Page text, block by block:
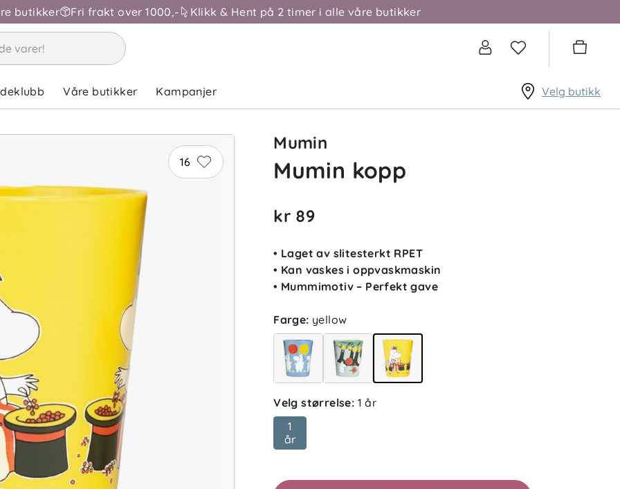
butikker Fri frakt over 1000,- Klikk & Hent på 2 timer i alle våre butikker
Våre butikker Kampanjer Velg butikk
16
Mumin
Mumin kopp
kr 89
• Laget av slitesterkt RPET
• Kan vaskes i oppvaskmaskin
• Mummimotiv – Perfekt gave
Farge: yellow
Velg størrelse: 1 år
1
år